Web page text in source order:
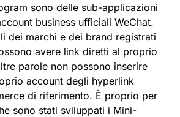
sono delle sub-applicazioni
business ufficiali WeChat.
dei marchi e dei brand registrati
avere link diretti al proprio
parole non possono inserire
account degli hyperlink
di riferimento. È proprio per
sono stati sviluppati i Mini-